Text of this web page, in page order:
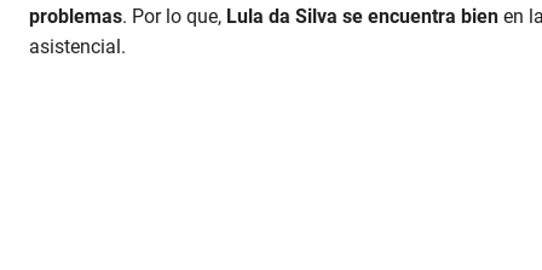
problemas. Por lo que, Lula da Silva se encuentra bien en
asistencial.